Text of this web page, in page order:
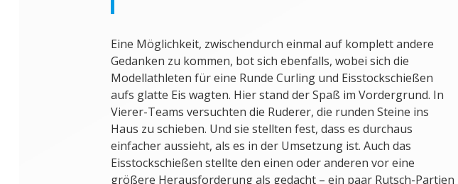
Eine Möglichkeit, zwischendurch einmal auf komplett andere
Gedanken zu kommen, bot sich ebenfalls, wobei sich die
Modellathleten für eine Runde Curling und Eisstockschießen
aufs glatte Eis wagten. Hier stand der Spaß im Vordergrund. In
Vierer-Teams versuchten die Ruderer, die runden Steine ins
Haus zu schieben. Und sie stellten fest, dass es durchaus
einfacher aussieht, als es in der Umsetzung ist. Auch das
Eisstockschießen stellte den einen oder anderen vor eine
größere Herausforderung als gedacht – ein paar Rutsch-Partien